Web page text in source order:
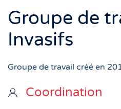
Groupe de
Invasifs
Groupe de travail créé en
Coordination